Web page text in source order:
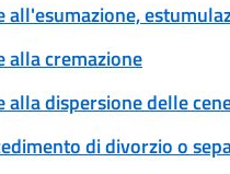
all'esumazione,
alla cremazione
alla dispersione delle
di divorzio o